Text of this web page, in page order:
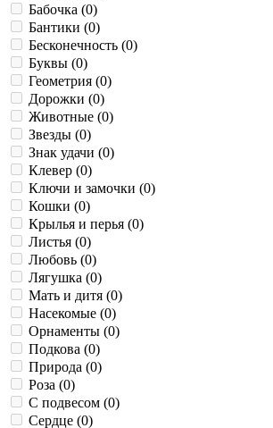
Бабочка (0)
Бантики (0)
Бесконечность (0)
Буквы (0)
Геометрия (0)
Дорожки (0)
Животные (0)
Звезды (0)
Знак удачи (0)
Клевер (0)
Ключи и замочки (0)
Кошки (0)
Крылья и перья (0)
Листья (0)
Любовь (0)
Лягушка (0)
Мать и дитя (0)
Насекомые (0)
Орнаменты (0)
Подкова (0)
Природа (0)
Роза (0)
С подвесом (0)
Сердце (0)